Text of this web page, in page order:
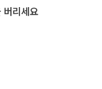
리세요